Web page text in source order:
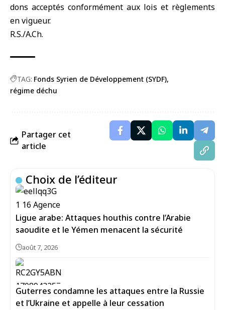
dons acceptés conformément aux lois et règlements
en vigueur.
R.S./A.Ch.
TAG: Fonds Syrien de Développement (SYDF)
régime déchu
Partager cet
article
Choix de l’éditeur
Ligue arabe: Attaques houthis contre l’Arabie
saoudite et le Yémen menacent la sécurité
août 7, 2026
Guterres condamne les attaques entre la Russie
et l’Ukraine et appelle à leur cessation